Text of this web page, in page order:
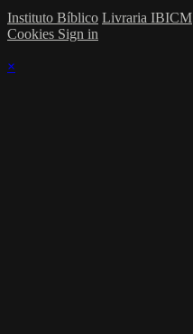
Instituto Bíblico Livraria IBICM
Cookies Sign in
×